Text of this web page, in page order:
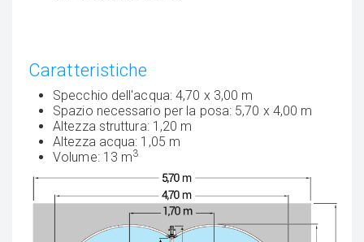
Caratteristiche
Specchio dell'acqua: 4,70 x 3,00 m
Spazio necessario per la posa: 5,70 x 4,00 m
Altezza struttura: 1,20 m
Altezza acqua: 1,05 m
Volume: 13 m3